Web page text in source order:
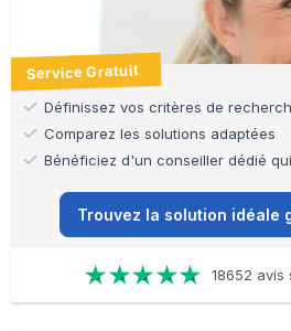
Service Gratuit
Définissez vos critères de
Comparez les solutions adaptées
Bénéficiez d'un conseiller dédié
Trouvez la solution idéale
18652 avis